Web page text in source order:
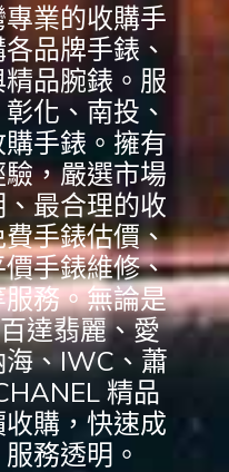
業的收購手
品牌手錶、
品腕錶。服
化、南投、
手錶。擁有
，嚴選市場
最合理的收
手錶估價、
手錶維修、
務。無論是
達翡麗、愛
、IWC、蕭
精品
購，快速成
務透明。